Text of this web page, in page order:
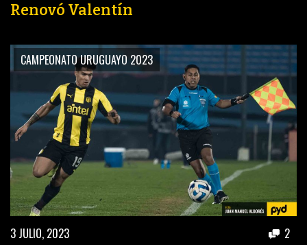
Renovó Valentín
CAMPEONATO URUGUAYO 2023
3 JULIO, 2023 2